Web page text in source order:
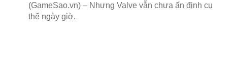
(GameSao.vn) – Nhưng Valve vẫn chưa ấn định cụ
thể ngày giờ.